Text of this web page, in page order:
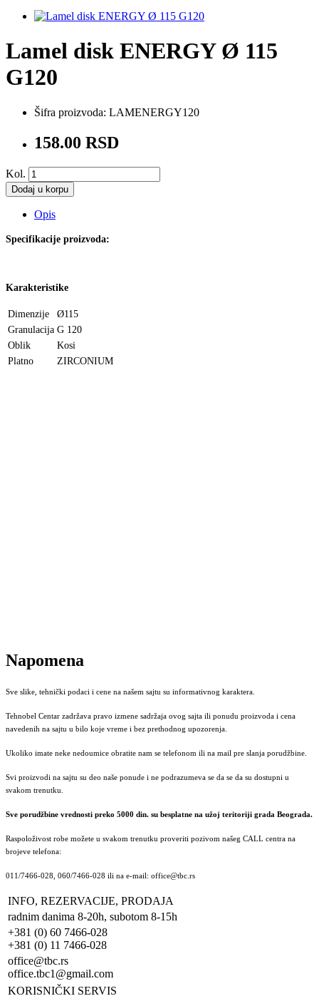
Lamel disk ENERGY Ø 115
G120
Šifra proizvoda: LAMENERGY120
158.00 RSD
Kol.
Dodaj u korpu
Opis
Specifikacije proizvoda:
Karakteristike
Dimenzije
Ø115
Granulacija G 120
Oblik
Kosi
Platno
ZIRCONIUM
Napomena
Sve slike, tehnički podaci i cene na našem sajtu su informativnog karaktera.
Tehnobel Centar zadržava pravo izmene sadržaja ovog sajta ili ponudu proizvoda i cena
navedenih na sajtu u bilo koje vreme i bez prethodnog upozorenja.
Ukoliko imate neke nedoumice obratite nam se telefonom ili na mail pre slanja porudžbine.
Svi proizvodi na sajtu su deo naše ponude i ne podrazumeva se da se da su dostupni u
svakom trenutku.
Sve porudžbine vrednosti preko 5000 din. su besplatne na užoj teritoriji grada Beograda.
Raspoloživost robe možete u svakom trenutku proveriti pozivom našeg CALL centra na
brojeve telefona:
011/7466-028, 060/7466-028 ili na e-mail: office@tbc.rs
INFO, REZERVACIJE, PRODAJA
radnim danima 8-20h, subotom 8-15h
+381 (0) 60 7466-028
+381 (0) 11 7466-028
office@tbc.rs
office.tbc1@gmail.com
KORISNIČKI SERVIS